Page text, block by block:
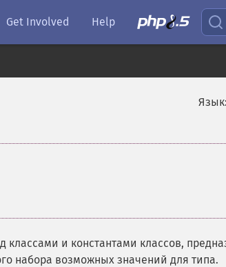
Get Involved Help
Язык:
и константами классов,
набора возможных значений для типа.